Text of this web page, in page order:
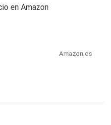
en Amazon
Amazon.es